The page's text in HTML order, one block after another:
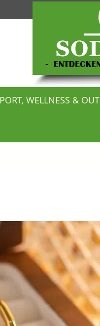
WELLNESS &